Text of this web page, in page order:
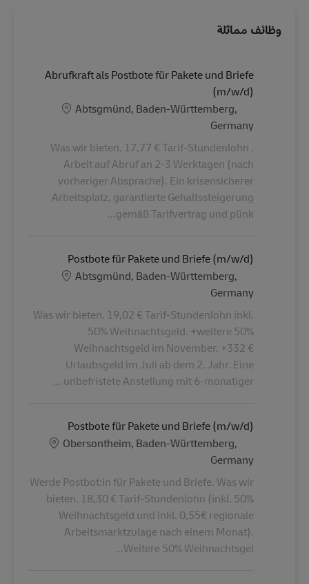
وظائف مماثلة
Abrufkraft als Postbote für Pakete und Briefe
(m/w/d)
الموقع
Abtsgmünd, Baden-Württemberg,
Germany
Was wir bieten. 17,77 € Tarif-Stundenlohn .
Arbeit auf Abruf an 2-3 Werktagen (nach
vorheriger Absprache). Ein krisensicherer
Arbeitsplatz, garantierte Gehaltssteigerung
gemäß Tarifvertrag und pünk...
Postbote für Pakete und Briefe (m/w/d)
الموقع
Abtsgmünd, Baden-Württemberg,
Germany
Was wir bieten. 19,02 € Tarif-Stundenlohn inkl.
50% Weihnachtsgeld. +weitere 50%
Weihnachtsgeld im November. +332 €
Urlaubsgeld im Juli ab dem 2. Jahr. Eine
unbefristete Anstellung mit 6-monatiger ...
Postbote für Pakete und Briefe (m/w/d)
الموقع
Obersontheim, Baden-Württemberg,
Germany
Werde Postbot:in für Pakete und Briefe. Was wir
bieten. 18,30 € Tarif-Stundenlohn (inkl. 50%
Weihnachtsgeld und inkl. 0,55€ regionale
Arbeitsmarktzulage nach einem Monat).
Weitere 50% Weihnachtsgel...